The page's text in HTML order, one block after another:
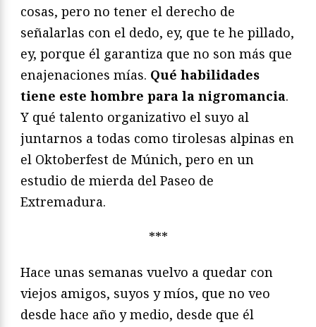
cosas, pero no tener el derecho de
señalarlas con el dedo, ey, que te he pillado,
ey, porque él garantiza que no son más que
enajenaciones mías. Qué habilidades
tiene este hombre para la nigromancia.
Y qué talento organizativo el suyo al
juntarnos a todas como tirolesas alpinas en
el Oktoberfest de Múnich, pero en un
estudio de mierda del Paseo de
Extremadura.
***
Hace unas semanas vuelvo a quedar con
viejos amigos, suyos y míos, que no veo
desde hace año y medio, desde que él